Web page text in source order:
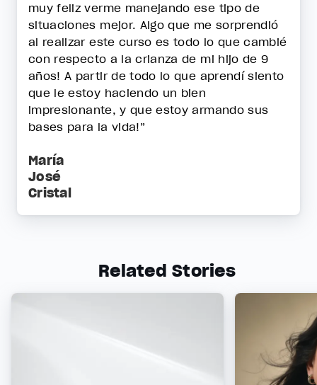
muy feliz verme manejando ese tipo de
situaciones mejor. Algo que me sorprendió
al realizar este curso es todo lo que cambié
con respecto a la crianza de mi hijo de 9
años! A partir de todo lo que aprendí siento
que le estoy haciendo un bien
impresionante, y que estoy armando sus
bases para la vida!”
María
José
Cristal
Related Stories